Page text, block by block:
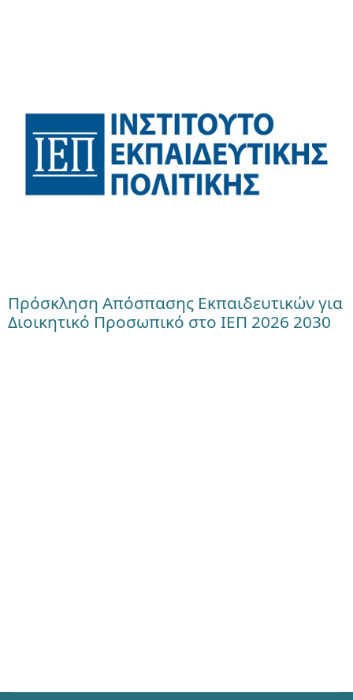
Πρόσκληση Απόσπασης Εκπαιδευτικών για
Διοικητικό Προσωπικό στο ΙΕΠ 2026 2030